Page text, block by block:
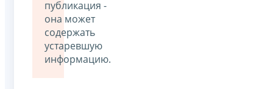
публикация -
она может
содержать
устаревшую
информацию.